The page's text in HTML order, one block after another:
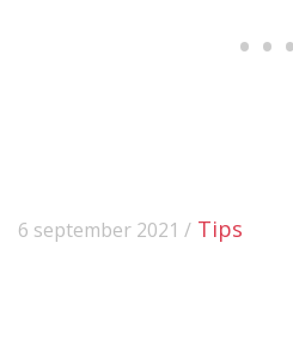
6 september 2021 / Tips